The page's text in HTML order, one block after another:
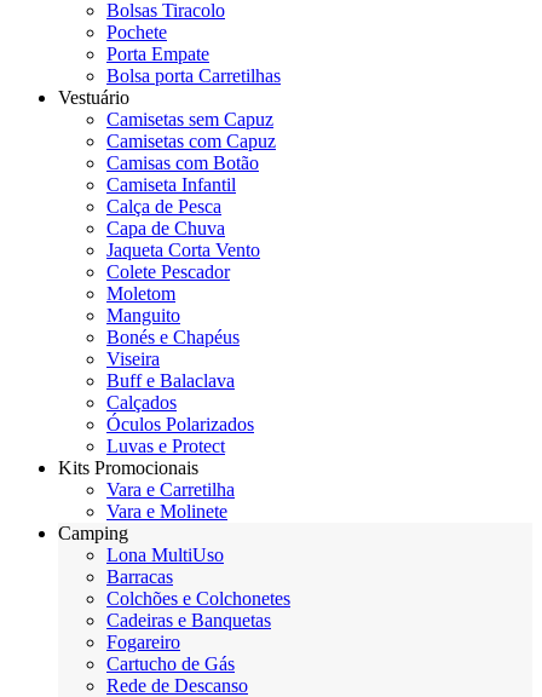
Bolsas Tiracolo
Pochete
Porta Empate
Bolsa porta Carretilhas
Vestuário
Camisetas sem Capuz
Camisetas com Capuz
Camisas com Botão
Camiseta Infantil
Calça de Pesca
Capa de Chuva
Jaqueta Corta Vento
Colete Pescador
Moletom
Manguito
Bonés e Chapéus
Viseira
Buff e Balaclava
Calçados
Óculos Polarizados
Luvas e Protect
Kits Promocionais
Vara e Carretilha
Vara e Molinete
Camping
Lona MultiUso
Barracas
Colchões e Colchonetes
Cadeiras e Banquetas
Fogareiro
Cartucho de Gás
Rede de Descanso